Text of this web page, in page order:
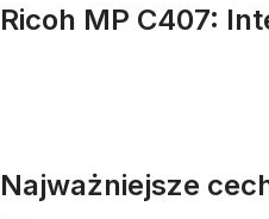
Ricoh MP C407:
Najważniejsze